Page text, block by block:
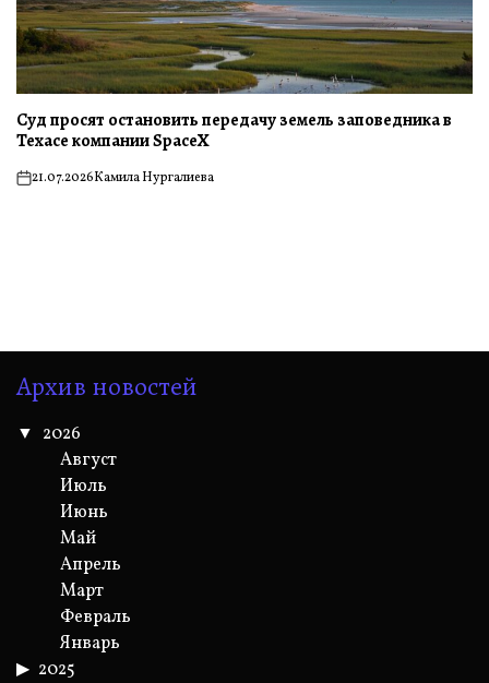
Суд просят остановить передачу земель заповедника в
Техасе компании SpaceX
on21.07.2026Камила Нургалиева
Архив новостей
2026
Август
Июль
Июнь
Май
Апрель
Март
Февраль
Январь
2025